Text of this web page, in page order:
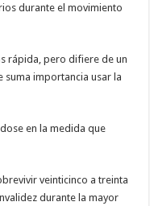
durante el movimiento
rápida, pero difiere de un
suma importancia usar la
en la medida que
veinticinco a treinta
durante la mayor